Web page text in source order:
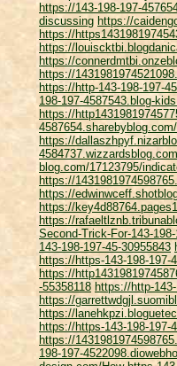
https://143-198-197-
discussing https://
https://
https://
https://
https://
https://http-143-198-197-
198-197-4587543.blog-
https://
https://
blog.com/17123795/
https://
https://
https://
https://
Second-Trick-For-143-
143-198-197-45-30955843
https://https-143-198-197-
https://
-55358118 https://http-
https://
https://
https://https-143-198-197-
https://
198-197-